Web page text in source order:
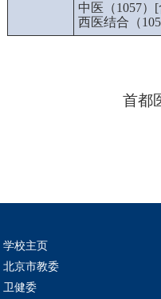
中医（1057） [
西医结合（
首都
学校主页
北京市教委
卫健委